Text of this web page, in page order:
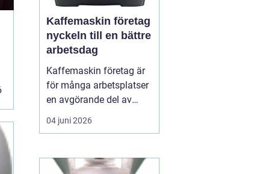
Kaffemaskin företag
nyckeln till en bättre
arbetsdag
Kaffemaskin företag är
för många arbetsplatser
en avgörande del av
vardagen. Kaffe har
blivit en naturlig
medarbetare mötas,
04 juni 2026